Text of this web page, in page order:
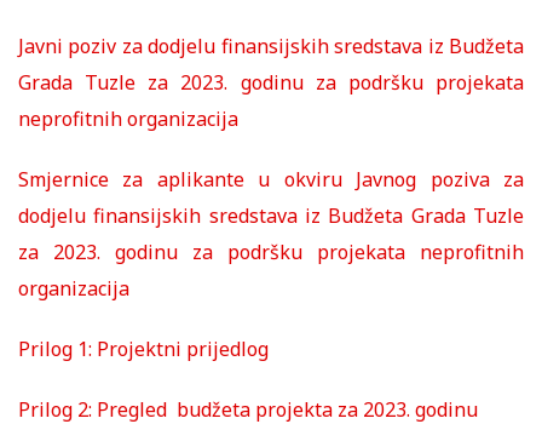
Javni poziv za dodjelu finansijskih sredstava iz Budžeta
Grada Tuzle za 2023. godinu za podršku projekata
neprofitnih organizacija
Smjernice za aplikante u okviru Javnog poziva za
dodjelu finansijskih sredstava iz Budžeta Grada Tuzle
za 2023. godinu za podršku projekata neprofitnih
organizacija
Prilog 1: Projektni prijedlog
Prilog 2: Pregled budžeta projekta za 2023. godinu